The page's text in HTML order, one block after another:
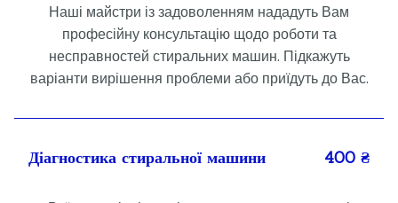
Наші майстри із задоволенням нададуть Вам
професійну консультацію щодо роботи та
несправностей стиральних машин. Підкажуть
варіанти вирішення проблеми або приїдуть до Вас.
Діагностика стиральної машини 400 ₴